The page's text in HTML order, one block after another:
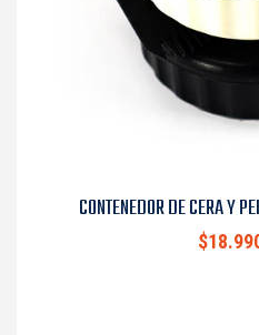
CONTENEDOR DE CERA Y